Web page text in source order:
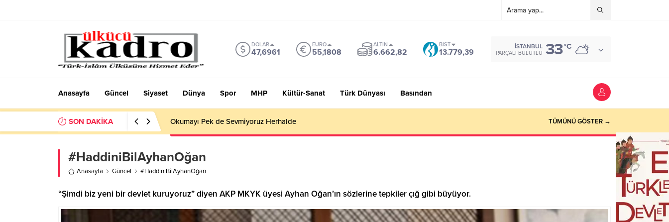
DOLAR
47,6961
EURO
55,1808
ALTIN
6.662,82
BIST
13.779,39
İSTANBUL
PARÇALI BULUTLU 33°C
Anasayfa Güncel Siyaset Dünya Spor MHP Kültür-Sanat Türk Dünyası Basından
SON DAKİKA Okumayı Pek de Sevmiyoruz Herhalde TÜMÜNÜ GÖSTER →
#HaddiniBilAyhanOğan
Anasayfa Güncel #HaddiniBilAyhanOğan
“Şimdi biz yeni bir devlet kuruyoruz” diyen AKP MKYK üyesi Ayhan Oğan’ın sözlerine tepkiler çığ gibi büyüyor.